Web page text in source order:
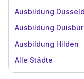
Ausbildung
Ausbildung
Ausbildung Hilden
Alle Städte